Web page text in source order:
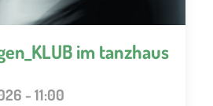
im tanzhaus
- 11:00